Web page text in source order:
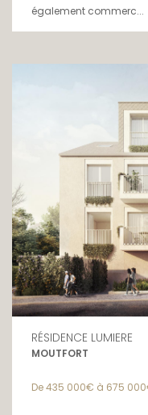
également commerc...
RÉSIDENCE LUMIERE
MOUTFORT
De 435 000€ à 675